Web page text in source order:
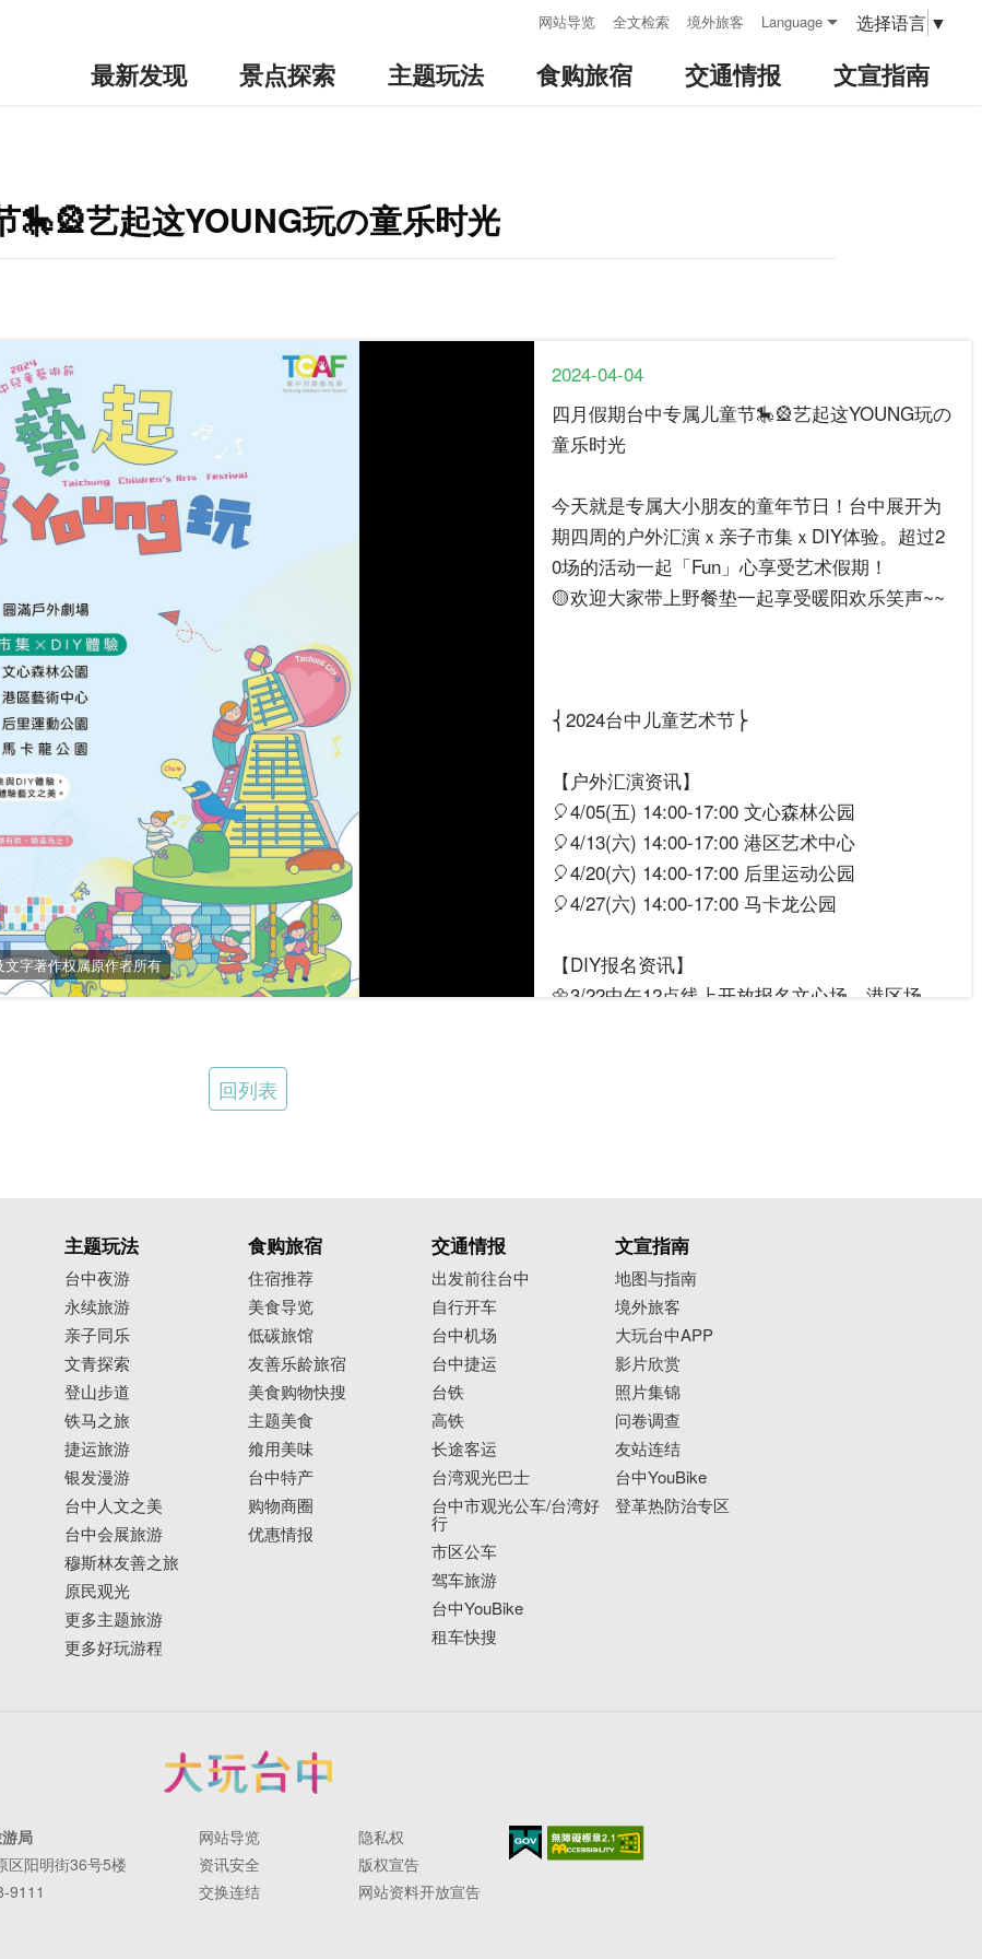
网站导览 全文检索 境外旅客 Language 选择语言 ▼
最新发现 景点探索 主题玩法 食购旅宿 交通情报 文宣指南
🎠🎡艺起这YOUNG玩の童乐时光
字著作权属原作者所有
2024-04-04
四月假期台中专属儿童节🎠🎡艺起这YOUNG玩の
童乐时光
今天就是专属大小朋友的童年节日！台中展开为
期四周的户外汇演ｘ亲子市集ｘDIY体验。超过2
0场的活动一起「Fun」心享受艺术假期！
🟡欢迎大家带上野餐垫一起享受暖阳欢乐笑声~~
⎨2024台中儿童艺术节⎬
【户外汇演资讯】
🎈4/05(五) 14:00-17:00 文心森林公园
🎈4/13(六) 14:00-17:00 港区艺术中心
🎈4/20(六) 14:00-17:00 后里运动公园
🎈4/27(六) 14:00-17:00 马卡龙公园
【DIY报名资讯】
🌼3/22中午12点线上开放报名文心场、港区场
#taichungtravels
#Landscape
#taiwan
#discovertaichung
#风景 #台中
#打卡景点 #台中风景
#台中活动 #文心森林公园
#后里运动公园
回列表
主题玩法
台中夜游
永续旅游
亲子同乐
文青探索
登山步道
铁马之旅
捷运旅游
银发漫游
台中人文之美
台中会展旅游
穆斯林友善之旅
原民观光
更多主题旅游
更多好玩游程
食购旅宿
住宿推荐
美食导览
低碳旅馆
友善乐龄旅宿
美食购物快搜
主题美食
飨用美味
台中特产
购物商圈
优惠情报
交通情报
出发前往台中
自行开车
台中机场
台中捷运
台铁
高铁
长途客运
台湾观光巴士
台中市观光公车/台湾好
行
市区公车
驾车旅游
台中YouBike
租车快搜
文宣指南
地图与指南
境外旅客
大玩台中APP
影片欣赏
照片集锦
问卷调查
友站连结
台中YouBike
登革热防治专区
局
区阳明街36号5楼
9111
网站导览
隐私权
资讯安全
版权宣告
交换连结
网站资料开放宣告